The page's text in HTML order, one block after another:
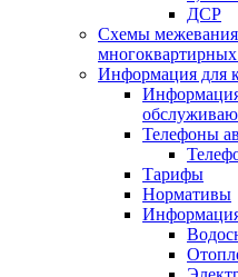
ДСР
Схемы
Информация для
Телефоны
Тарифы
Нормативы